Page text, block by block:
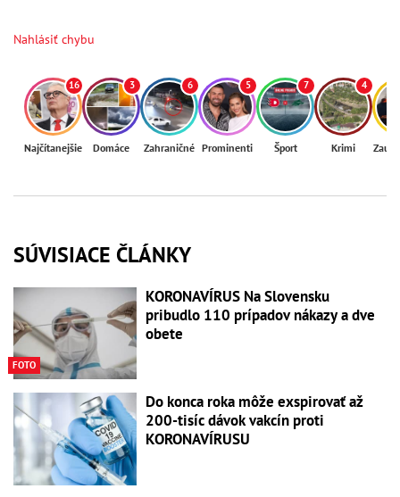
Nahlásiť chybu
16
Najčítanejšie
3
Domáce
6
Zahraničné
5
Prominenti
7
Šport
4
Krimi
SÚVISIACE ČLÁNKY
FOTO
KORONAVÍRUS Na Slovensku
pribudlo 110 prípadov nákazy a dve
obete
Do konca roka môže exspirovať až
200-tisíc dávok vakcín proti
KORONAVÍRUSU